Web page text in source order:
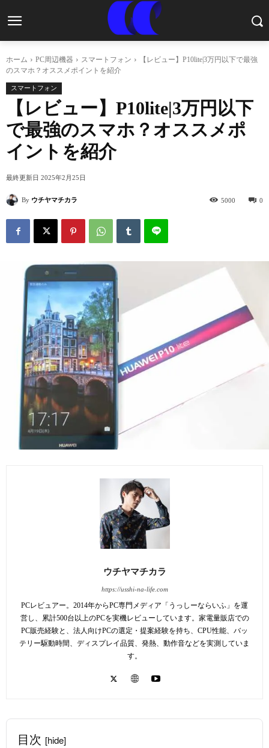
ホーム PC周辺機器 スマートフォン
【レビュー】P10lite|3万円以下で最強
のスマホ？オススメポイントを紹介
スマートフォン
【レビュー】P10lite|3万円以下
で最強のスマホ？オススメポ
イントを紹介
最終更新日 2025年2月25日
By ウチヤマチカラ 0
5000
ウチヤマチカラ
https://usshi-na-life.com
PCレビュアー。2014年からPC専門メディア「うっしーならいふ」を運
営し、累計500台以上のPCを実機レビューしています。家電量販店での
PC販売経験と、法人向けPCの選定・提案経験を持ち、CPU性能、バッ
テリー駆動時間、ディスプレイ品質、発熱、動作音などを実測していま
す。
目次 [hide]